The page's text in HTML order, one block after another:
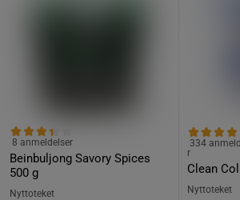
Beinbuljong Savory Spices
500 g
8 anmeldelser
Nyttoteket
Clean
334
r
Nyttoteket